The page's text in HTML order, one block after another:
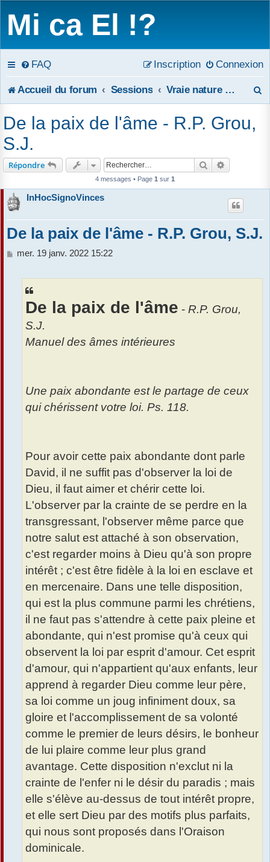
Mi ca El !?
FAQ Connexion
Inscription
Accueil du forum Sessions Vraie nature de la Charité
c
De la paix de l'âme - R.P. Grou,
S.J.
Répondre Rechercher
4 messages • Page 1 sur 1
InHocSignoVinces
De la paix de l'âme - R.P. Grou, S.J.
M
mer. 19 janv. 2022 15:22
De la paix de l'âme - R.P. Grou,
S.J.
Manuel des âmes intérieures
Une paix abondante est le partage de ceux
qui chérissent votre loi. Ps. 118.
Pour avoir cette paix abondante dont parle
David, il ne suffit pas d'observer la loi de
Dieu, il faut aimer et chérir cette loi.
L'observer par la crainte de se perdre en la
transgressant, l'observer même parce que
notre salut est attaché à son observation,
c'est regarder moins à Dieu qu'à son propre
intérêt ; c'est être fidèle à la loi en esclave et
en mercenaire. Dans une telle disposition,
qui est la plus commune parmi les chrétiens,
il ne faut pas s'attendre à cette paix pleine et
abondante, qui n'est promise qu'à ceux qui
observent la loi par esprit d'amour. Cet esprit
d'amour, qui n'appartient qu'aux enfants, leur
apprend à regarder Dieu comme leur père,
sa loi comme un joug infiniment doux, sa
gloire et l'accomplissement de sa volonté
comme le premier de leurs désirs, le bonheur
de lui plaire comme leur plus grand
avantage. Cette disposition n'exclut ni la
crainte de l'enfer ni le désir du paradis ; mais
elle s'élève au-dessus de tout intérêt propre,
et elle sert Dieu par des motifs plus parfaits,
qui nous sont proposés dans l'Oraison
dominicale.